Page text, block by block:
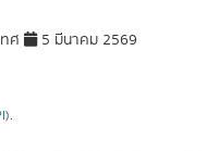
ศ 5 มีนาคม 2569
).